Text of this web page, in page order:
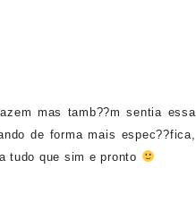
mas tamb??m sentia essa
de forma mais espec??fica,
tudo que sim e pronto